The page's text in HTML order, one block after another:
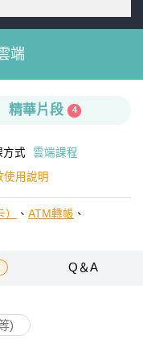
端
精華片段 4
方式
雲端課程
使用說明
、ATM轉帳 、
Q＆A
)